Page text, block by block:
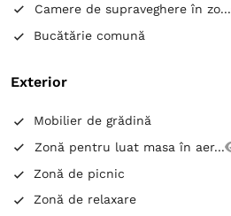
Camere de supraveghere în zo...
Bucătărie comună
Exterior
Mobilier de grădină
Zonă pentru luat masa în aer...
Zonă de picnic
Zonă de relaxare